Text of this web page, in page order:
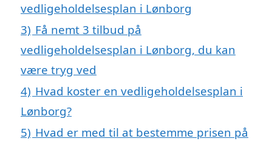
vedligeholdelsesplan i Lønborg
3) Få nemt 3 tilbud på
vedligeholdelsesplan i Lønborg, du kan
være tryg ved
4) Hvad koster en vedligeholdelsesplan i
Lønborg?
5) Hvad er med til at bestemme prisen på